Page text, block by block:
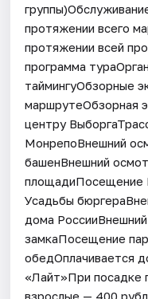
протяжении всего
протяжении всей
программа
таймингуОбзорные
маршрутеОбзорная
центру
МонрепоВнешний
башенВнешний
площадиПосещение
Усадьбы
дома
замкаПосещение
обедОплачивается
«Лайт»При посадке
взрослые — 400